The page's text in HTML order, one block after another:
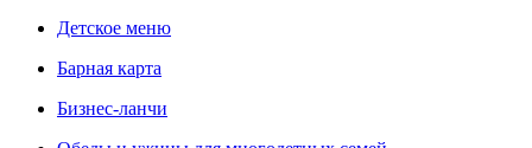
Детское меню
Барная карта
Бизнес-ланчи